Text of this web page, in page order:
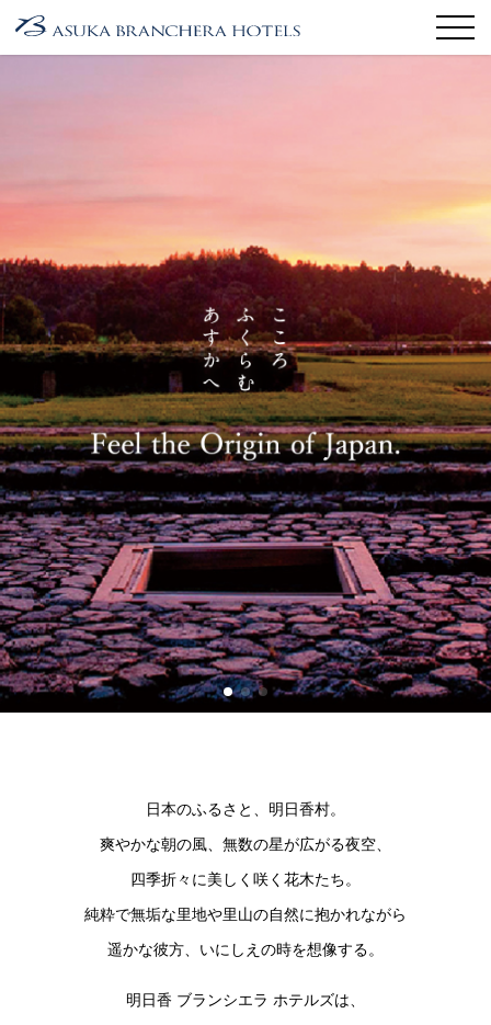
日本のふるさと、明日香村。
爽やかな朝の風、無数の星が広がる夜空、
四季折々に美しく咲く花木たち。
純粋で無垢な里地や里山の自然に抱かれながら
遥かな彼方、いにしえの時を想像する。
明日香 ブランシエラ ホテルズは、